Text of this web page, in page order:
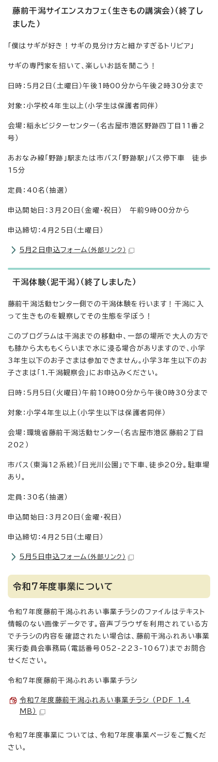
藤前干潟サイエンスカフェ（生きもの講演会）（終了し
ました）
「僕はサギが好き！サギの見分け方と細かすぎるトリビア」
サギの専門家を招いて、楽しいお話を聞こう！
日時：5月2日（土曜日）午後1時00分から午後2時30分まで
対象：小学校4年生以上（小学生は保護者同伴）
会場：稲永ビジターセンター（名古屋市港区野跡四丁目11番2
号）
あおなみ線「野跡」駅または市バス「野跡駅」バス停下車 徒歩
15分
定員：40名（抽選）
申込開始日：3月20日（金曜・祝日） 午前9時00分から
申込締切：4月25日（土曜日）
5月2日申込フォーム （外部リンク）
干潟体験（泥干潟）（終了しました）
藤前干潟活動センター側での干潟体験を行います！干潟に入
って生きものを観察してその生態を学ぼう！
このプログラムは干潟までの移動中、一部の場所で大人の方で
も膝から太ももくらいまで水に浸る場合がありますので、小学
3年生以下のお子さまは参加できません。小学3年生以下のお
子さまは「1.干潟観察会」にお申込みください。
日時：5月5日（火曜日）午前10時00分から午後0時30分まで
対象：小学4年生以上（小学生以下は保護者同伴）
会場：環境省藤前干潟活動センター（名古屋市港区藤前2丁目
202）
市バス（東海12系統）「日光川公園」で下車、徒歩20分。駐車場
あり。
定員：30名（抽選）
申込開始日：3月20日（金曜・祝日）
申込締切：4月25日（土曜日）
5月5日申込フォーム （外部リンク）
令和7年度事業について
令和7年度藤前干潟ふれあい事業チラシのファイルはテキスト
情報のない画像データです。音声ブラウザを利用されている方
でチラシの内容を確認されたい場合は、藤前干潟ふれあい事業
実行委員会事務局（電話番号052-223-1067）までお問合
せください。
令和7年度藤前干潟ふれあい事業チラシ
令和7年度藤前干潟ふれあい事業チラシ （PDF 1.4
MB）
令和7年度事業については、令和7年度事業ページをご覧くだ
さい。